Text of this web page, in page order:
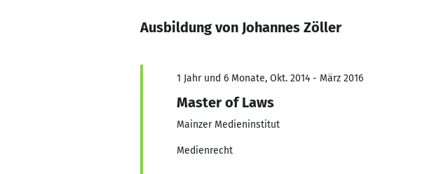
Ausbildung von Johannes Zöller
1 Jahr und 6 Monate, Okt. 2014 - März 2016
Master of Laws
Mainzer Medieninstitut
Medienrecht